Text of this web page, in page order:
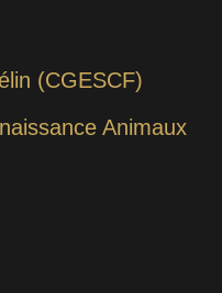
(CGESCF)
Animaux